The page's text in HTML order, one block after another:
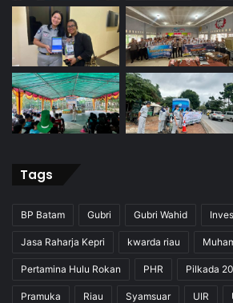
Tags
BP Batam Gubri Gubri Wahid
Jasa Raharja Kepri kwarda riau
Pertamina Hulu Rokan PHR Pilkada
Pramuka Riau Syamsuar UIR